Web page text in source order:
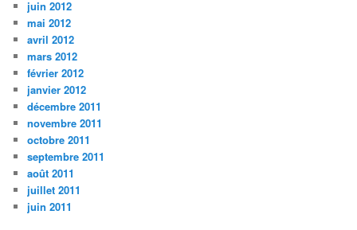
juin 2012
mai 2012
avril 2012
mars 2012
février 2012
janvier 2012
décembre 2011
novembre 2011
octobre 2011
septembre 2011
août 2011
juillet 2011
juin 2011